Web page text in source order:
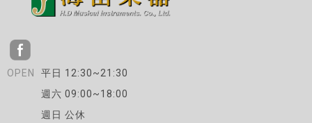
平日 12:30~21:30
週六 09:00~18:00
週日 公休